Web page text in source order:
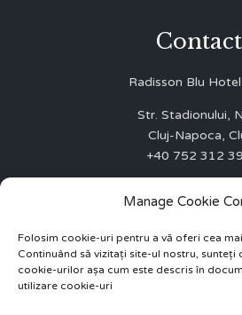
Manage Cookie
Folosim cookie-uri pentru a vă oferi cea
Continuând să vizitați site-ul nostru, sunteți
cookie-urilor așa cum este descris în
utilizare cookie-uri
Contact
Radisson Blu
Str. Stadionului,
Cluj-Napoca,
+40 752 312
J12/3003/
CUI 35075642
ANPC